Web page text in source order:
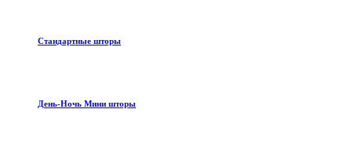
Стандартные шторы
День-Ночь Мини шторы